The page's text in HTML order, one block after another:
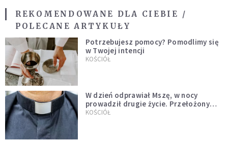
REKOMENDOWANE DLA CIEBIE /
POLECANE ARTYKUŁY
Potrzebujesz pomocy? Pomodlimy się
w Twojej intencji
KOŚCIÓŁ
W dzień odprawiał Mszę, w nocy
prowadził drugie życie. Przełożony
kazał mu opuścić zakon
KOŚCIÓŁ